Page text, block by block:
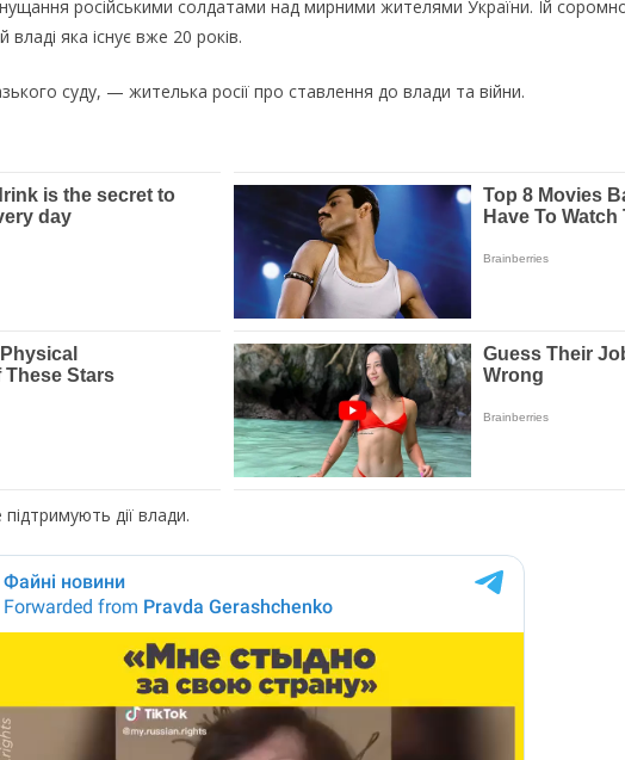
російськими солдатами над мирними жителями України. Їй
яка існує вже 20 років.
суду, — жителька росії про ставлення до влади та війни.
дії влади.